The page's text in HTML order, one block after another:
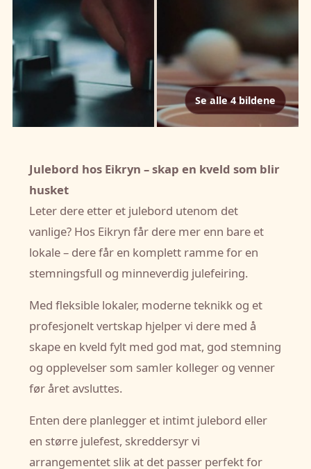
Se alle 4 bildene
Julebord hos Eikryn – skap en kveld som blir
husket
Leter dere etter et julebord utenom det
vanlige? Hos Eikryn får dere mer enn bare et
lokale – dere får en komplett ramme for en
stemningsfull og minneverdig julefeiring.
Med fleksible lokaler, moderne teknikk og et
profesjonelt vertskap hjelper vi dere med å
skape en kveld fylt med god mat, god stemning
og opplevelser som samler kolleger og venner
før året avsluttes.
Enten dere planlegger et intimt julebord eller
en større julefest, skreddersyr vi
arrangementet slik at det passer perfekt for